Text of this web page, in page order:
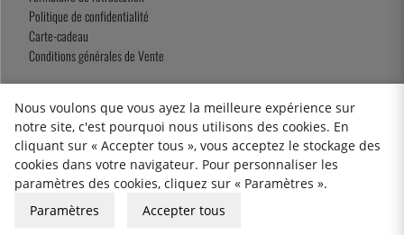
Politique de confidentialité
Carte-cadeau
Conditions générales de Vente
2026 KitchenLab AB
Nous voulons que vous ayez la meilleure expérience sur
notre site, c'est pourquoi nous utilisons des cookies. En
cliquant sur « Accepter tous », vous acceptez le stockage des
cookies dans votre navigateur. Pour personnaliser les
paramètres des cookies, cliquez sur « Paramètres ».
Paramètres
Accepter tous